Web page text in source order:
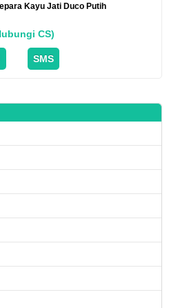
Kayu Jati Duco Putih
CS)
SMS